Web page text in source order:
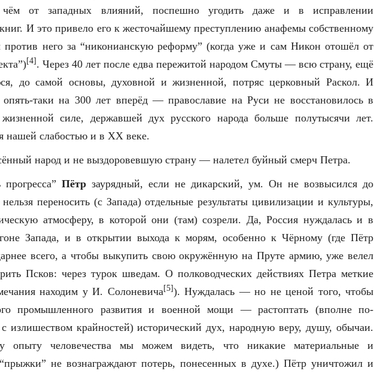
от западных влияний, поспешно угодить даже и в исправлении
И это привело его к жесточайшему преступлению анафемы собственному
него за “никонианскую реформу” (когда уже и сам Никон отошёл от
[4] . Через 40 лет после едва пережитой народом Смуты — всю страну, ещё
до самой основы, духовной и жизненной, потряс церковный Раскол. И
таки на 300 лет вперёд — православие на Руси не восстановилось в
силе, державшей дух русского народа больше полутысячи лет.
нашей слабостью и в XX веке.
народ и не выздоровевшую страну — налетел буйный смерч Петра.
Пётр заурядный, если не дикарский, ум. Он не возвысился до
переносить (с Запада) отдельные результаты цивилизации и культуры,
атмосферу, в которой они (там) созрели. Да, Россия нуждалась и в
Запада, и в открытии выхода к морям, особенно к Чёрному (где Пётр
всего, а чтобы выкупить свою окружённую на Пруте армию, уже велел
Псков: через турок шведам. О полководческих действиях Петра меткие
находим у И. Солоневича[5]). Нуждалась — но не ценой того, чтобы
промышленного развития и военной мощи — растоптать (вполне по-
излишеством крайностей) исторический дух, народную веру, душу, обычаи.
опыту человечества мы можем видеть, что никакие материальные и
не вознаграждают потерь, понесенных в духе.) Пётр уничтожил и